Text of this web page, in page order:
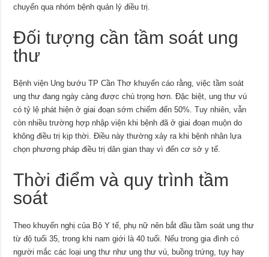
chuyển qua nhóm bệnh quản lý điều trị.
Đối tượng cần tầm soát ung
thư
Bệnh viện Ung bướu TP Cần Thơ khuyến cáo rằng, việc tầm soát
ung thư đang ngày càng được chú trọng hơn. Đặc biệt, ung thư vú
có tỷ lệ phát hiện ở giai đoạn sớm chiếm đến 50%. Tuy nhiên, vẫn
còn nhiều trường hợp nhập viện khi bệnh đã ở giai đoạn muộn do
không điều trị kịp thời. Điều này thường xảy ra khi bệnh nhân lựa
chọn phương pháp điều trị dân gian thay vì đến cơ sở y tế.
Thời điểm và quy trình tầm
soát
Theo khuyến nghị của Bộ Y tế, phụ nữ nên bắt đầu tầm soát ung thư
từ độ tuổi 35, trong khi nam giới là 40 tuổi. Nếu trong gia đình có
người mắc các loại ung thư như ung thư vú, buồng trứng, tụy hay